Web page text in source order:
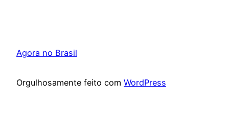
Agora no Brasil
Orgulhosamente feito com WordPress